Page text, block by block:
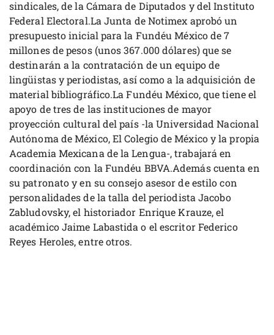
sindicales, de la Cámara de Diputados y del Instituto
Federal Electoral.La Junta de Notimex aprobó un
presupuesto inicial para la Fundéu México de 7
millones de pesos (unos 367.000 dólares) que se
destinarán a la contratación de un equipo de
lingüistas y periodistas, así como a la adquisición de
material bibliográfico.La Fundéu México, que tiene el
apoyo de tres de las instituciones de mayor
proyección cultural del país -la Universidad Nacional
Autónoma de México, El Colegio de México y la propia
Academia Mexicana de la Lengua-, trabajará en
coordinación con la Fundéu BBVA.Además cuenta en
su patronato y en su consejo asesor de estilo con
personalidades de la talla del periodista Jacobo
Zabludovsky, el historiador Enrique Krauze, el
académico Jaime Labastida o el escritor Federico
Reyes Heroles, entre otros.